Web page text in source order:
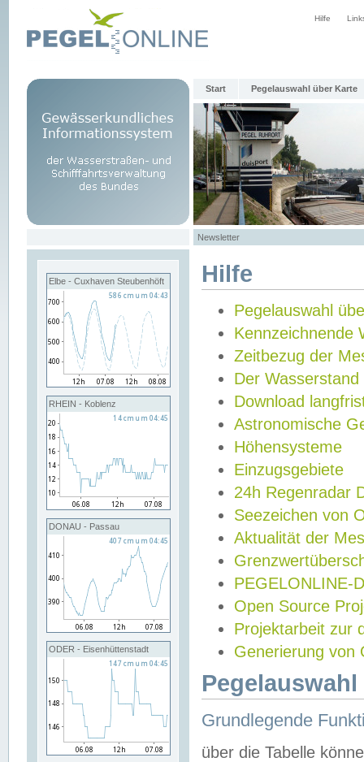
Hilfe
Start Pegelauswahl über Karte
Newsletter
Elbe - Cuxhaven Steubenhöft
RHEIN - Koblenz
DONAU - Passau
ODER - Eisenhüttenstadt
Hilfe
Pegelauswahl
Kennzeichnende
Zeitbezug der
Der Wasserstand
Download
Astronomische
Höhensysteme
Einzugsgebiete
24h Regenradar
Seezeichen von
Aktualität der
PEGELONLINE-
Open Source
Projektarbeit zur
Generierung von
Grundlegende
über die Tabelle